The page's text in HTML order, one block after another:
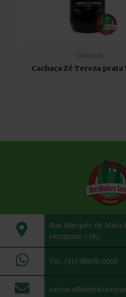
Cachaças
Cachaça Zé Tereza prata
Rua Marquês de
Horizonte / MG
Tel.: (31) 98678-0063